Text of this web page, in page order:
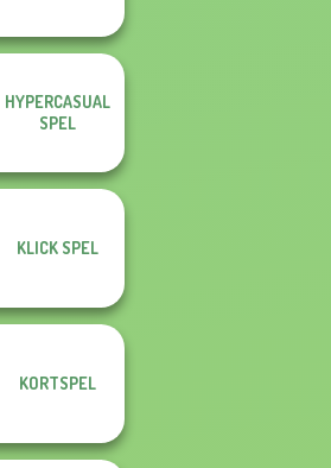
HYPERCASUAL
SPEL
KLICK SPEL
KORTSPEL